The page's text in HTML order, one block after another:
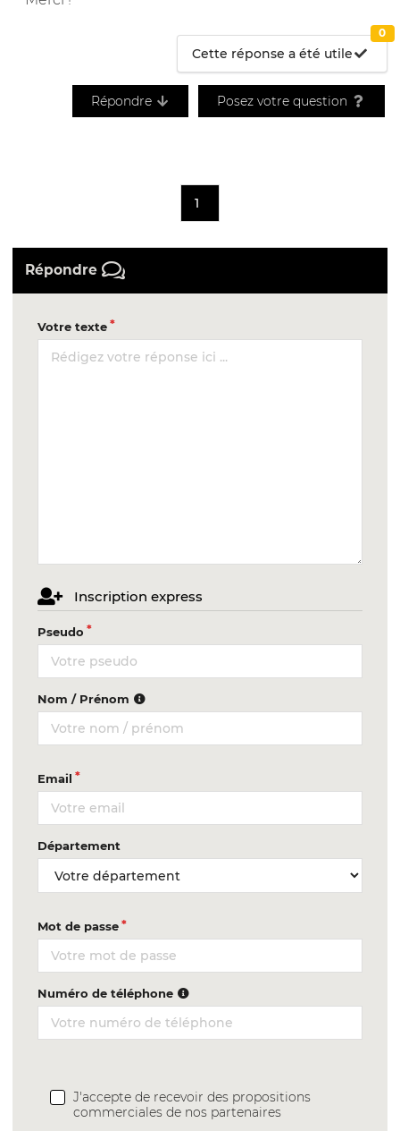
Cette réponse a été utile
0
Répondre Posez votre question
1
Répondre
Votre texte
Inscription express
Pseudo
Nom / Prénom
Email
Département
Mot de passe
Numéro de téléphone
J'accepte de recevoir des propositions
commerciales de nos partenaires